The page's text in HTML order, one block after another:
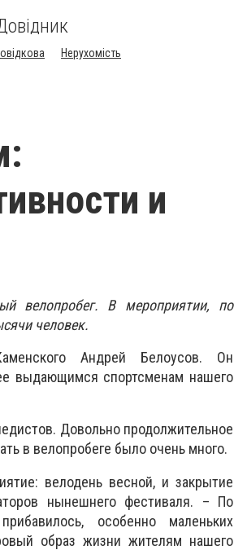
Нерухомість
и
велопробег. В мероприятии, по
человек.
Андрей Белоусов. Он
выдающимся спортсменам нашего
Довольно продолжительное
в велопробеге было очень много.
велодень весной, и закрытие
нынешнего фестиваля. – По
особенно маленьких
образ жизни жителям нашего